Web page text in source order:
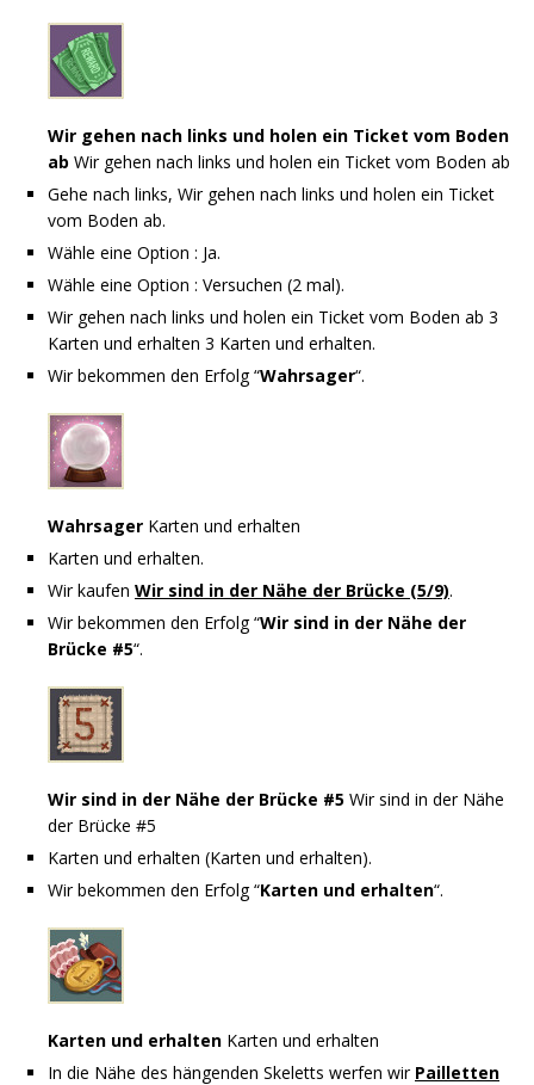
Wir gehen nach links und holen ein Ticket vom Boden
ab Wir gehen nach links und holen ein Ticket vom Boden ab
Gehe nach links, Wir gehen nach links und holen ein Ticket
vom Boden ab.
Wähle eine Option : Ja.
Wähle eine Option : Versuchen (2 mal).
Wir gehen nach links und holen ein Ticket vom Boden ab 3
Karten und erhalten 3 Karten und erhalten.
Wir bekommen den Erfolg “Wahrsager“.
Wahrsager Karten und erhalten
Karten und erhalten.
Wir kaufen Wir sind in der Nähe der Brücke (5/9).
Wir bekommen den Erfolg “Wir sind in der Nähe der
Brücke #5“.
Wir sind in der Nähe der Brücke #5 Wir sind in der Nähe
der Brücke #5
Karten und erhalten (Karten und erhalten).
Wir bekommen den Erfolg “Karten und erhalten“.
Karten und erhalten Karten und erhalten
In die Nähe des hängenden Skeletts werfen wir Pailletten